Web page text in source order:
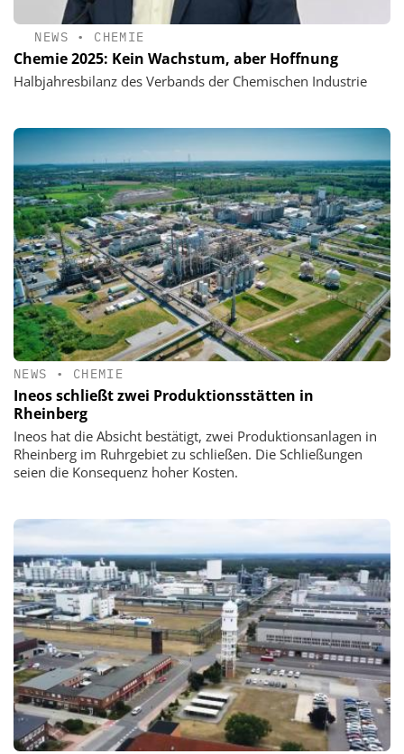
NEWS • CHEMIE
Chemie 2025: Kein Wachstum, aber Hoffnung
Halbjahresbilanz des Verbands der Chemischen Industrie
NEWS • CHEMIE
Ineos schließt zwei Produktionsstätten in
Rheinberg
Ineos hat die Absicht bestätigt, zwei Produktionsanlagen in
Rheinberg im Ruhrgebiet zu schließen. Die Schließungen
seien die Konsequenz hoher Kosten.